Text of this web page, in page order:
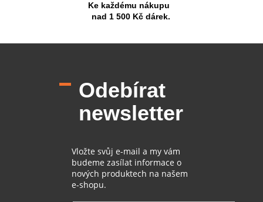
Ke každému nákupu
nad 1 500 Kč dárek.
Odebírat
newsletter
Vložte svůj e-mail a my vám
budeme zasílat informace o
nových produktech na našem
e-shopu.